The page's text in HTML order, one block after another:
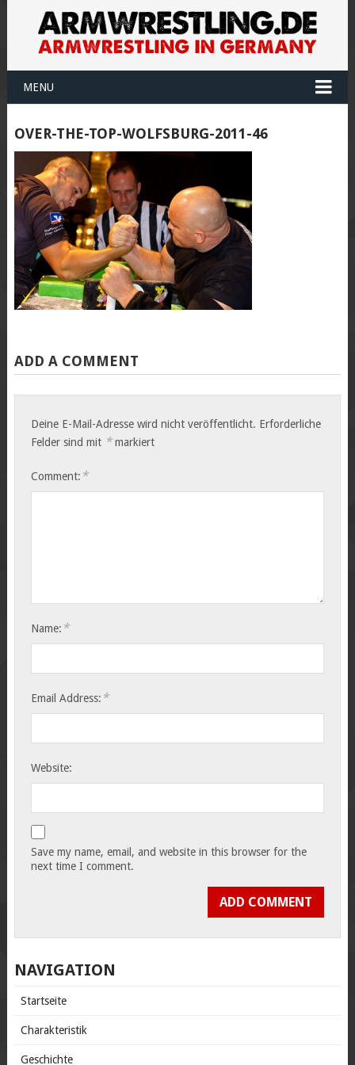
MENU
OVER-THE-TOP-WOLFSBURG-2011-46
ADD A COMMENT
Deine E-Mail-Adresse wird nicht veröffentlicht. Erforderliche
Felder sind mit *markiert
Comment: *
Name: *
Email Address: *
Website:
Save my name, email, and website in this browser for the
next time I comment.
NAVIGATION
Startseite
Charakteristik
Geschichte